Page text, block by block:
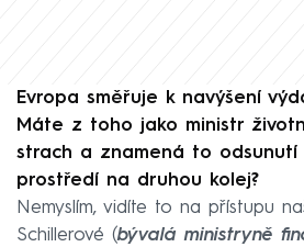
Evropa směřuje k navýšení
Máte z toho jako ministr
strach a znamená to
prostředí na druhou kolej?
Nemyslím, vidíte to na přístupu
Schillerové (bývalá ministryně